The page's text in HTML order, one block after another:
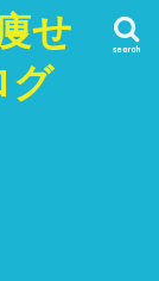
せ
グ
search